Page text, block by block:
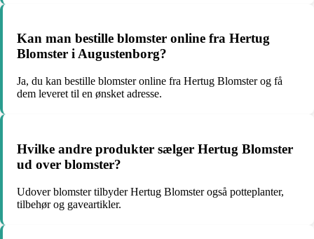
Kan man bestille blomster online fra Hertug
Blomster i Augustenborg?
Ja, du kan bestille blomster online fra Hertug Blomster og få
dem leveret til en ønsket adresse.
Hvilke andre produkter sælger Hertug Blomster
ud over blomster?
Udover blomster tilbyder Hertug Blomster også potteplanter,
tilbehør og gaveartikler.